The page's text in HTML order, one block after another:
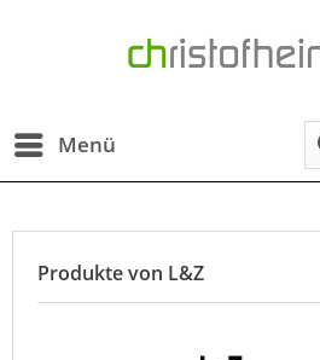
Menü
Produkte von L&Z